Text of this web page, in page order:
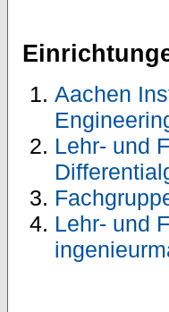
Aachen
Lehr- und
Lehr- und